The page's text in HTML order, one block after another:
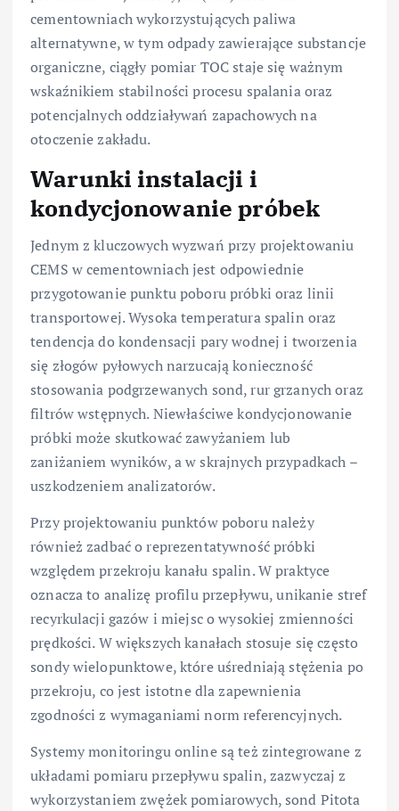
cementowniach wykorzystujących paliwa
alternatywne, w tym odpady zawierające substancje
organiczne, ciągły pomiar TOC staje się ważnym
wskaźnikiem stabilności procesu spalania oraz
potencjalnych oddziaływań zapachowych na
otoczenie zakładu.
Warunki instalacji i
kondycjonowanie próbek
Jednym z kluczowych wyzwań przy projektowaniu
CEMS w cementowniach jest odpowiednie
przygotowanie punktu poboru próbki oraz linii
transportowej. Wysoka temperatura spalin oraz
tendencja do kondensacji pary wodnej i tworzenia
się złogów pyłowych narzucają konieczność
stosowania podgrzewanych sond, rur grzanych oraz
filtrów wstępnych. Niewłaściwe kondycjonowanie
próbki może skutkować zawyżaniem lub
zaniżaniem wyników, a w skrajnych przypadkach –
uszkodzeniem analizatorów.
Przy projektowaniu punktów poboru należy
również zadbać o reprezentatywność próbki
względem przekroju kanału spalin. W praktyce
oznacza to analizę profilu przepływu, unikanie stref
recyrkulacji gazów i miejsc o wysokiej zmienności
prędkości. W większych kanałach stosuje się często
sondy wielopunktowe, które uśredniają stężenia po
przekroju, co jest istotne dla zapewnienia
zgodności z wymaganiami norm referencyjnych.
Systemy monitoringu online są też zintegrowane z
układami pomiaru przepływu spalin, zazwyczaj z
wykorzystaniem zwężek pomiarowych, sond Pitota